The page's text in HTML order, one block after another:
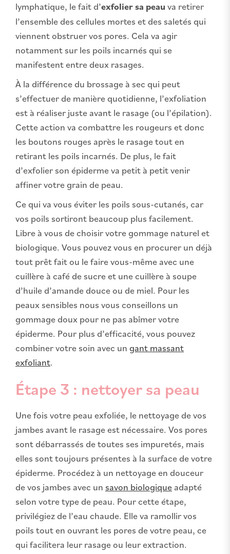
lymphatique, le fait d’exfolier sa peau va retirer
l’ensemble des cellules mortes et des saletés qui
viennent obstruer vos pores. Cela va agir
notamment sur les poils incarnés qui se
manifestent entre deux rasages.
À la différence du brossage à sec qui peut
s’effectuer de manière quotidienne, l’exfoliation
est à réaliser juste avant le rasage (ou l’épilation).
Cette action va combattre les rougeurs et donc
les boutons rouges après le rasage tout en
retirant les poils incarnés. De plus, le fait
d’exfolier son épiderme va petit à petit venir
affiner votre grain de peau.
Ce qui va vous éviter les poils sous-cutanés, car
vos poils sortiront beaucoup plus facilement.
Libre à vous de choisir votre gommage naturel et
biologique. Vous pouvez vous en procurer un déjà
tout prêt fait ou le faire vous-même avec une
cuillère à café de sucre et une cuillère à soupe
d’huile d’amande douce ou de miel. Pour les
peaux sensibles nous vous conseillons un
gommage doux pour ne pas abîmer votre
épiderme. Pour plus d’efficacité, vous pouvez
combiner votre soin avec un gant massant
exfoliant.
Étape 3 : nettoyer sa peau
Une fois votre peau exfoliée, le nettoyage de vos
jambes avant le rasage est nécessaire. Vos pores
sont débarrassés de toutes ses impuretés, mais
elles sont toujours présentes à la surface de votre
épiderme. Procédez à un nettoyage en douceur
de vos jambes avec un savon biologique adapté
selon votre type de peau. Pour cette étape,
privilégiez de l’eau chaude. Elle va ramollir vos
poils tout en ouvrant les pores de votre peau, ce
qui facilitera leur rasage ou leur extraction.